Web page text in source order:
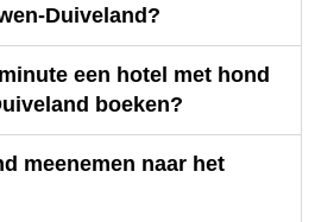
Duiveland?
een hotel met hond
boeken?
meenemen naar het